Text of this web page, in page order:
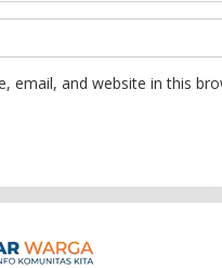
email, and website in this